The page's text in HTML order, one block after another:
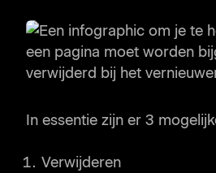
In essentie zijn er 3
Verwijderen